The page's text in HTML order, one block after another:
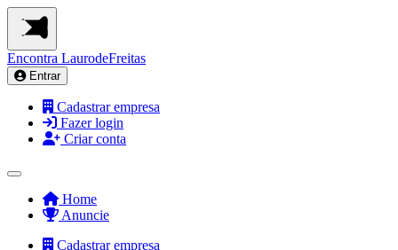
Encontra LaurodeFreitas
Entrar
Cadastrar empresa
Fazer login
Criar conta
Home
Anuncie
Cadastrar empresa